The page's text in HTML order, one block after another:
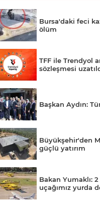
Bursa'daki feci
ölüm
TFF ile Trendyol
sözleşmesi
Başkan Aydın:
Büyükşehir'den
güçlü yatırım
Bakan Yumaklı:
uçağımız yurda